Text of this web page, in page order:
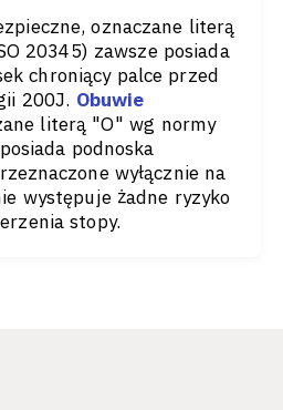
oznaczane literą
20345) zawsze posiada
chroniący palce przed
200J. Obuwie
literą "O" wg normy
podnoska
wyłącznie na
występuje żadne ryzyko
stopy.